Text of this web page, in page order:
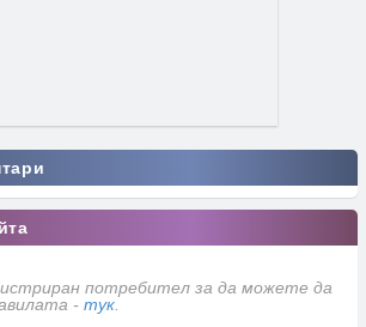
потребител за да можете да
- тук